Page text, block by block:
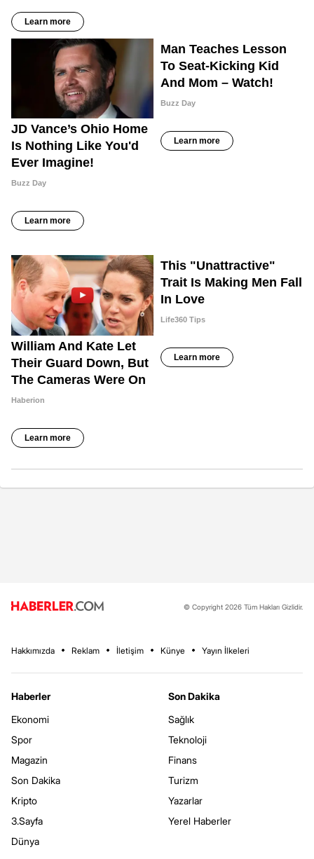
© Copyright 2026 Tüm Hakları Gizlidir.
Hakkımızda Reklam İletişim Künye Yayın İlkeleri
Haberler
Ekonomi
Spor
Magazin
Son Dakika
Kripto
3.Sayfa
Dünya
Son Dakika
Sağlık
Teknoloji
Finans
Turizm
Yazarlar
Yerel Haberler